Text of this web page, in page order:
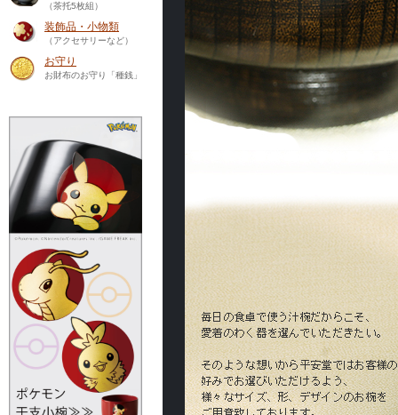
（茶托5枚組）
装飾品・小物類
（アクセサリーなど）
お守り
お財布のお守り「種銭」